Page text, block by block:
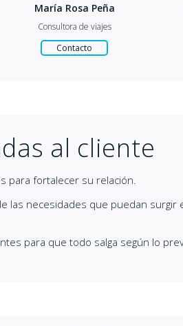
Lorena Cervera
Consultora de viajes
Contacto
al cliente
para fortalecer su relación.
las necesidades que puedan surgir
para que todo salga según lo